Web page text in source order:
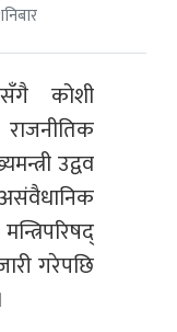
कोशी
उद्वव
गरेपछि